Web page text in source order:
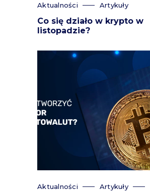
Aktualności Artykuły
Co się działo w krypto w
listopadzie?
Aktualności Artykuły